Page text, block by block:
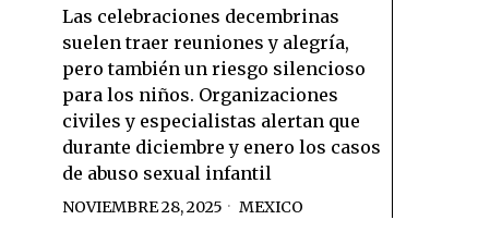
Las celebraciones decembrinas
suelen traer reuniones y alegría,
pero también un riesgo silencioso
para los niños. Organizaciones
civiles y especialistas alertan que
durante diciembre y enero los casos
de abuso sexual infantil
NOVIEMBRE 28, 2025 MEXICO